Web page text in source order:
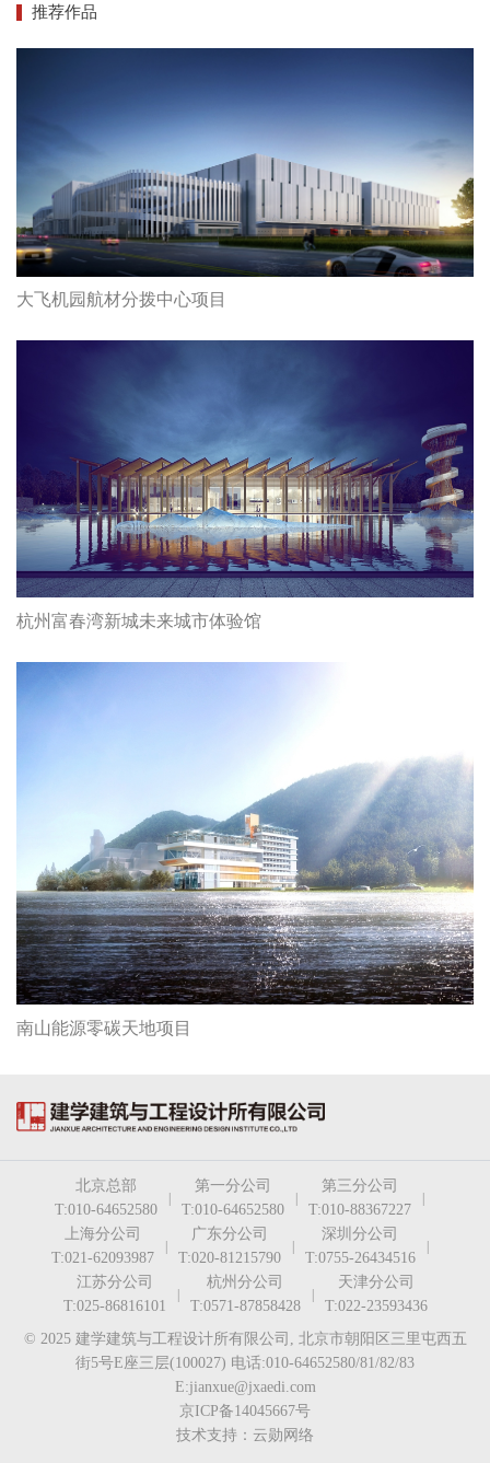
推荐作品
大飞机园航材分拨中心项目
杭州富春湾新城未来城市体验馆
南山能源零碳天地项目
北京总部
T:010-64652580
|
第一分公司
T:010-64652580
|
第三分公司
T:010-88367227
|
上海分公司
T:021-62093987
|
广东分公司
T:020-81215790
|
深圳分公司
T:0755-26434516
|
江苏分公司
T:025-86816101
|
杭州分公司
T:0571-87858428
|
天津分公司
T:022-23593436
© 2025 建学建筑与工程设计所有限公司, 北京市朝阳区三里屯西五
街5号E座三层(100027) 电话:010-64652580/81/82/83
E:jianxue@jxaedi.com
京ICP备14045667号
技术支持：云勋网络